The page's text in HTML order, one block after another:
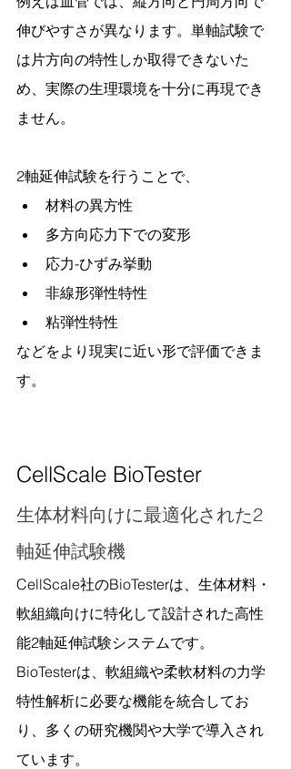
伸びやすさが異なります。単軸試験で
は片方向の特性しか取得できないた
め、実際の生理環境を十分に再現でき
ません。
2軸延伸試験を行うことで、
材料の異方性
多方向応力下での変形
応力-ひずみ挙動
非線形弾性特性
粘弾性特性
などをより現実に近い形で評価できま
す。
CellScale BioTester
生体材料向けに最適化された2
軸延伸試験機
CellScale社のBioTesterは、生体材料・
軟組織向けに特化して設計された高性
能2軸延伸試験システムです。
BioTesterは、軟組織や柔軟材料の力学
特性解析に必要な機能を統合してお
り、多くの研究機関や大学で導入され
ています。